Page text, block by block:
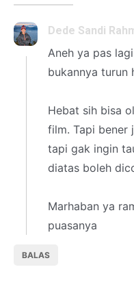
Dede Sandi
Aneh ya pas
bukannya turun
Hebat sih bisa
film. Tapi bener
tapi gak ingin
diatas boleh
Marhaban ya
puasanya
BALAS